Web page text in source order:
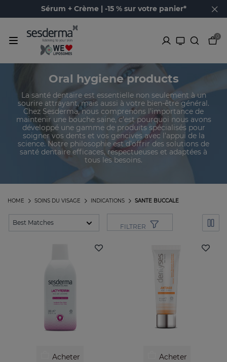
Sérum + Crème | -15 % sur votre panier*
0
Oral hygiene products
La santé dentaire est essentielle non seulement à un
sourire attrayant, mais aussi à votre bien-être général.
Chez Sesderma, nous comprenons l’importance de
maintenir une bouche saine, c’est pourquoi nous avons
développé une gamme de produits spécialisés pour
soigner vos dents et vos gencives avec l’appui de la
science. Notre philosophie est d’offrir des solutions de
santé dentaire efficaces, respectueuses et adaptées à
tous les besoins.
SANTE BUCCALE
INDICATIONS
SOINS DU VISAGE
HOME
FILTRER
Acheter Acheter